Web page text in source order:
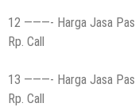
12 ———- Harga Jasa
Rp. Call
13 ———- Harga Jasa
Rp. Call